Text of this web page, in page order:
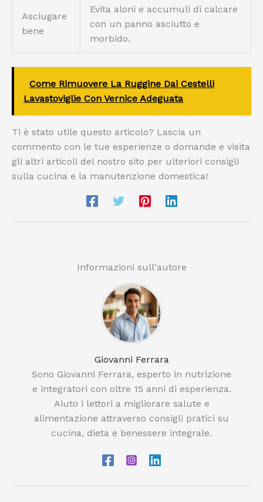
Asciugare
bene
Evita aloni e accumuli di calcare
con un panno asciutto e
morbido.
Come Rimuovere La Ruggine Dai Cestelli
Lavastoviglie Con Vernice Adeguata
Ti è stato utile questo articolo? Lascia un
commento con le tue esperienze o domande e visita
gli altri articoli del nostro sito per ulteriori consigli
sulla cucina e la manutenzione domestica!
Informazioni sull'autore
Giovanni Ferrara
Sono Giovanni Ferrara, esperto in nutrizione
e integratori con oltre 15 anni di esperienza.
Aiuto i lettori a migliorare salute e
alimentazione attraverso consigli pratici su
cucina, dieta e benessere integrale.